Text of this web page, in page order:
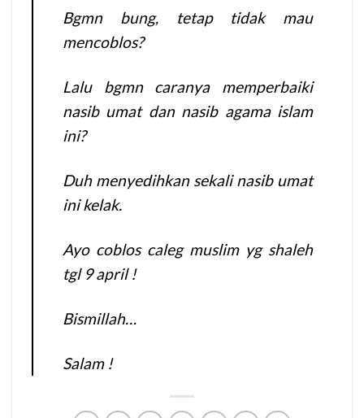
Bgmn bung, tetap tidak mau
mencoblos?
Lalu bgmn caranya memperbaiki
nasib umat dan nasib agama islam
ini?
Duh menyedihkan sekali nasib umat
ini kelak.
Ayo coblos caleg muslim yg shaleh
tgl 9 april !
Bismillah…
Salam !